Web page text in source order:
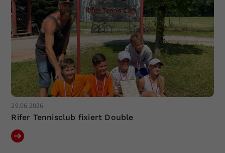
29.06.2026
Rifer Tennisclub fixiert Double